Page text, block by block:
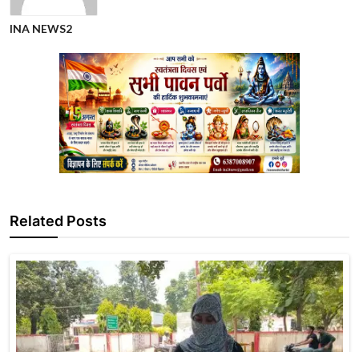
INA NEWS2
Related Posts